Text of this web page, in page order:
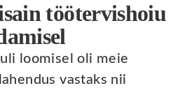
töötervishoiu
loomisel oli meie
vastaks nii